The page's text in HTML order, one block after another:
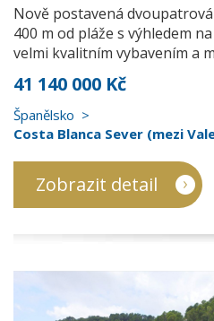
Nově postavená
400 m od pláže s výhledem
velmi kvalitním vybavením a
41 140 000 Kč
Španělsko
Costa Blanca Sever (mezi
Zobrazit detail